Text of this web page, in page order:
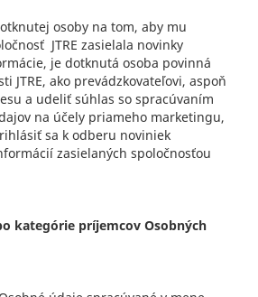
osoby na tom, aby mu
JTRE zasielala novinky
je dotknutá osoba povinná
JTRE, ako prevádzkovateľovi, aspoň
a udeliť súhlas so spracúvaním
na účely priameho marketingu,
sa k odberu noviniek
zasielaných spoločnosťou
kategórie príjemcov Osobných